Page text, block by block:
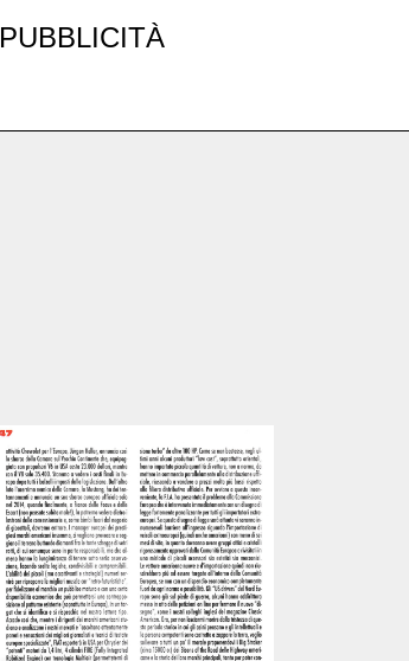
PUBBLICITÀ